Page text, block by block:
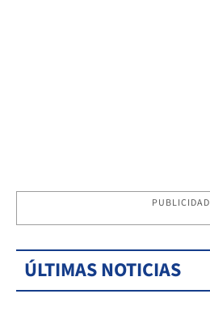
PUBLICIDAD
ÚLTIMAS NOTICIAS